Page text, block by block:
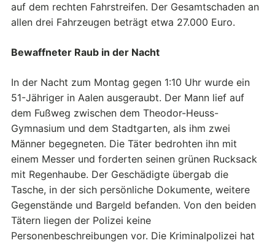
auf dem rechten Fahrstreifen. Der Gesamtschaden an
allen drei Fahrzeugen beträgt etwa 27.000 Euro.
Bewaffneter Raub in der Nacht
In der Nacht zum Montag gegen 1:10 Uhr wurde ein
51-Jähriger in Aalen ausgeraubt. Der Mann lief auf
dem Fußweg zwischen dem Theodor-Heuss-
Gymnasium und dem Stadtgarten, als ihm zwei
Männer begegneten. Die Täter bedrohten ihn mit
einem Messer und forderten seinen grünen Rucksack
mit Regenhaube. Der Geschädigte übergab die
Tasche, in der sich persönliche Dokumente, weitere
Gegenstände und Bargeld befanden. Von den beiden
Tätern liegen der Polizei keine
Personenbeschreibungen vor. Die Kriminalpolizei hat